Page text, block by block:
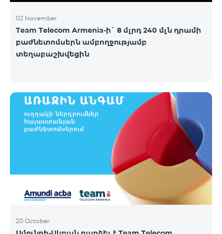
02 November
Team Telecom Armenia-ի` 8 մլրդ 240 մլն դրամի
բաժնետոմսերն ամբողջությամբ
տեղաբաշխվեցին
20 October